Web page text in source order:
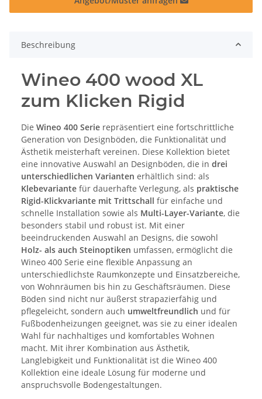
Beschreibung
Wineo 400 wood XL
zum Klicken Rigid
Die Wineo 400 Serie repräsentiert eine fortschrittliche
Generation von Designböden, die Funktionalität und
Ästhetik meisterhaft vereinen. Diese Kollektion bietet
eine innovative Auswahl an Designböden, die in drei
unterschiedlichen Varianten erhältlich sind: als
Klebevariante für dauerhafte Verlegung, als praktische
Rigid-Klickvariante mit Trittschall für einfache und
schnelle Installation sowie als Multi-Layer-Variante, die
besonders stabil und robust ist. Mit einer
beeindruckenden Auswahl an Designs, die sowohl
Holz- als auch Steinoptiken umfassen, ermöglicht die
Wineo 400 Serie eine flexible Anpassung an
unterschiedlichste Raumkonzepte und Einsatzbereiche,
von Wohnräumen bis hin zu Geschäftsräumen. Diese
Böden sind nicht nur äußerst strapazierfähig und
pflegeleicht, sondern auch umweltfreundlich und für
Fußbodenheizungen geeignet, was sie zu einer idealen
Wahl für nachhaltiges und komfortables Wohnen
macht. Mit ihrer Kombination aus Ästhetik,
Langlebigkeit und Funktionalität ist die Wineo 400
Kollektion eine ideale Lösung für moderne und
anspruchsvolle Bodengestaltungen.